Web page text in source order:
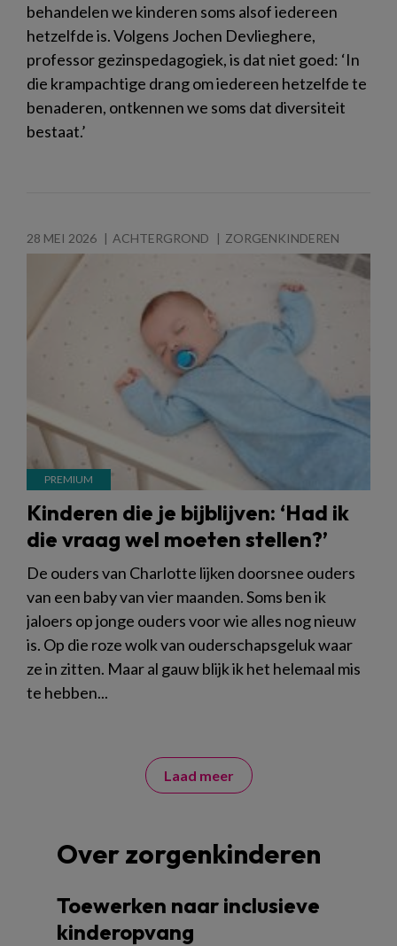
behandelen we kinderen soms alsof iedereen
hetzelfde is. Volgens Jochen Devlieghere,
professor gezinspedagogiek, is dat niet goed: ‘In
die krampachtige drang om iedereen hetzelfde te
benaderen, ontkennen we soms dat diversiteit
bestaat.’
28 MEI 2026 ACHTERGROND ZORGENKINDEREN
Kinderen die je bijblijven: ‘Had ik
die vraag wel moeten stellen?’
De ouders van Charlotte lijken doorsnee ouders
van een baby van vier maanden. Soms ben ik
jaloers op jonge ouders voor wie alles nog nieuw
is. Op die roze wolk van ouderschapsgeluk waar
ze in zitten. Maar al gauw blijk ik het helemaal mis
te hebben...
Laad meer
Over zorgenkinderen
Toewerken naar inclusieve
kinderopvang